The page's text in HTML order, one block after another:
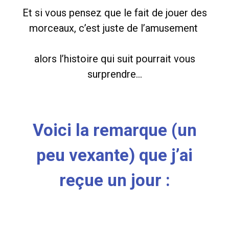
Et si vous pensez que le fait de jouer des
morceaux, c’est juste de l’amusement
alors l’histoire qui suit pourrait vous
surprendre…
Voici la remarque (un
peu vexante) que j’ai
reçue un jour :